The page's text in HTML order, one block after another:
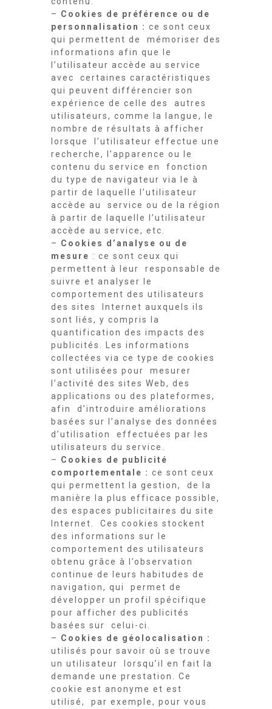
– Cookies de préférence ou de
personnalisation : ce sont ceux
qui permettent de mémoriser des
informations afin que le
l’utilisateur accède au service
avec certaines caractéristiques
qui peuvent différencier son
expérience de celle des autres
utilisateurs, comme la langue, le
nombre de résultats à afficher
lorsque l’utilisateur effectue une
recherche, l’apparence ou le
contenu du service en fonction
du type de navigateur via le à
partir de laquelle l’utilisateur
accède au service ou de la région
à partir de laquelle l’utilisateur
accède au service, etc.
– Cookies d’analyse ou de
mesure : ce sont ceux qui
permettent à leur responsable de
suivre et analyser le
comportement des utilisateurs
des sites Internet auxquels ils
sont liés, y compris la
quantification des impacts des
publicités. Les informations
collectées via ce type de cookies
sont utilisées pour mesurer
l’activité des sites Web, des
applications ou des plateformes,
afin d’introduire améliorations
basées sur l’analyse des données
d’utilisation effectuées par les
utilisateurs du service.
– Cookies de publicité
comportementale : ce sont ceux
qui permettent la gestion, de la
manière la plus efficace possible,
des espaces publicitaires du site
Internet. Ces cookies stockent
des informations sur le
comportement des utilisateurs
obtenu grâce à l’observation
continue de leurs habitudes de
navigation, qui permet de
développer un profil spécifique
pour afficher des publicités
basées sur celui-ci.
– Cookies de géolocalisation :
utilisés pour savoir où se trouve
un utilisateur lorsqu’il en fait la
demande une prestation. Ce
cookie est anonyme et est
utilisé, par exemple, pour vous